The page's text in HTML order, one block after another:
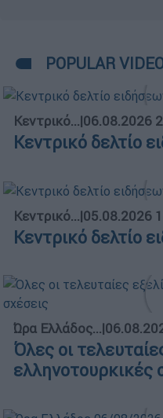
POPULAR
Κεντρικό...|06.08.2026
Κεντρικό δελτίο
Κεντρικό...|05.08.2026
Κεντρικό δελτίο
Ώρα Ελλάδος...|
Όλες οι
ελληνοτουρκικές